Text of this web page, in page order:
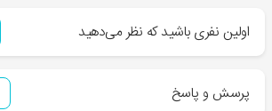
اولین نفری باشید که نظر می‌دهید
پرسش و پاسخ